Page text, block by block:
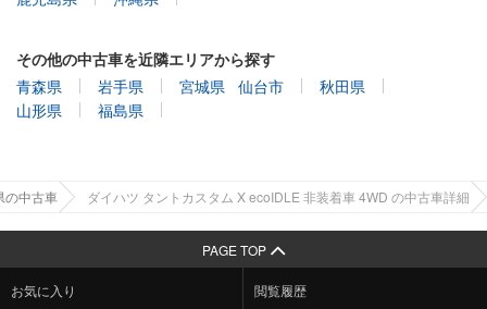
青森県
岩手県 宮城県 仙台市
山形県
福島県
PAGE TOP
お気に入り 閲覧履歴